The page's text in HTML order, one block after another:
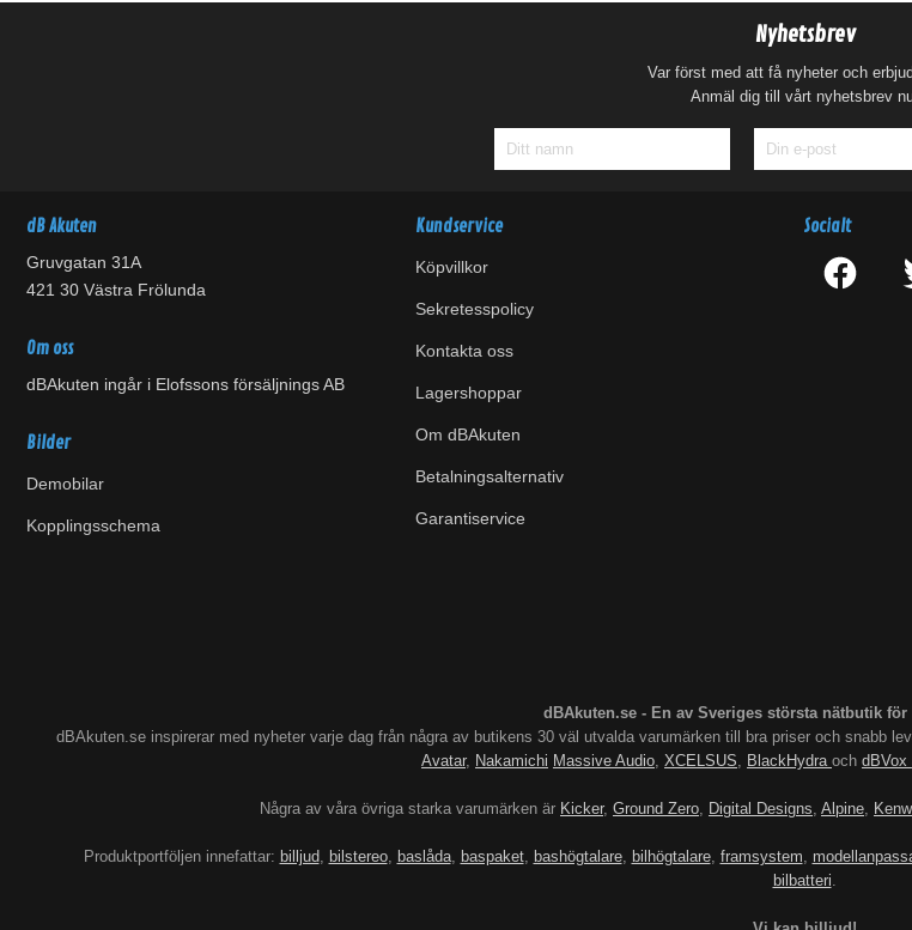
Nyhetsbrev
Var först med att få nyheter och
Anmäl dig till vårt nyhetsbrev
dB Akuten
Gruvgatan 31A
421 30 Västra Frölunda
Om oss
dBAkuten ingår i Elofssons försäljnings AB
Bilder
Demobilar
Kopplingsschema
Kundservice
Köpvillkor
Sekretesspolicy
Kontakta oss
Lagershoppar
Om dBAkuten
Betalningsalternativ
Garantiservice
Socialt
dBAkuten.se - En av Sveriges största nätbutik
dBAkuten.se inspirerar med nyheter varje dag från några av butikens 30 väl utvalda varumärken till bra priser och snabb
Avatar, Nakamichi Massive Audio, XCELSUS, BlackHydra och dBVox
Några av våra övriga starka varumärken är Kicker, Ground Zero, Digital Designs, Alpine,
Produktportföljen innefattar: billjud, bilstereo, baslåda, baspaket, bashögtalare, bilhögtalare, framsystem,
bilbatteri.